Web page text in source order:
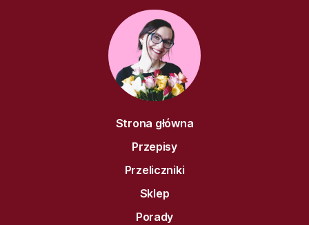
Strona główna
Przepisy
Przeliczniki
Sklep
Porady